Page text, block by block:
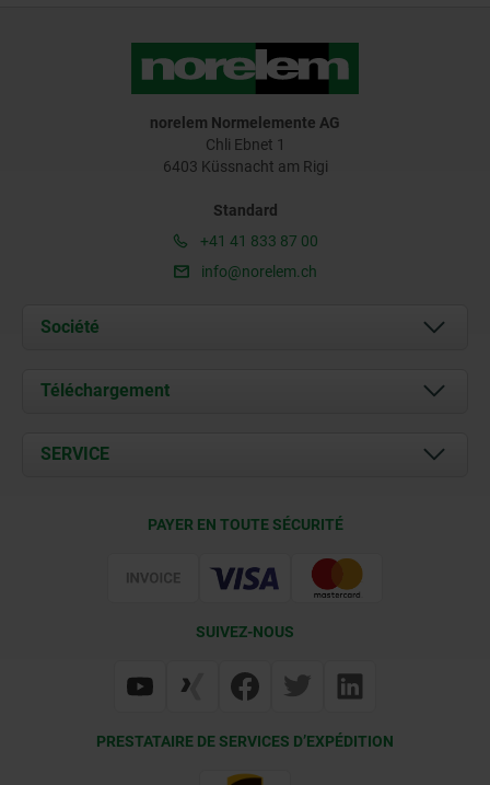
norelem Normelemente AG
Chli Ebnet 1
6403 Küssnacht am Rigi
Standard
+41 41 833 87 00
info@norelem.ch
Société
À propos de nous
Contact
Téléchargement
Documents
SERVICE
PAYER EN TOUTE SÉCURITÉ
SUIVEZ-NOUS
PRESTATAIRE DE SERVICES D’EXPÉDITION